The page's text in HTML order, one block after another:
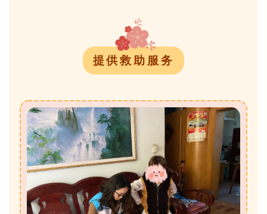
提供救助服务